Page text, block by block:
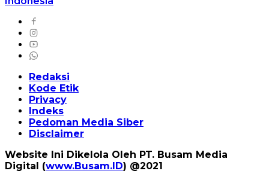
Redaksi
Kode Etik
Privacy
Indeks
Pedoman Media Siber
Disclaimer
Website Ini Dikelola Oleh PT. Busam Media
Digital (www.Busam.ID) @2021